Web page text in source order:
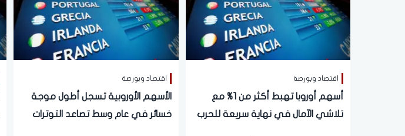
اقتصاد وبورصة
أسهم أوروبا تهبط أكثر من 1% مع
تلاشي الآمال في نهاية سريعة للحرب
اقتصاد وبورصة
الأسهم الأوروبية تسجل أطول موجة
خسائر في عام وسط تصاعد التوترات